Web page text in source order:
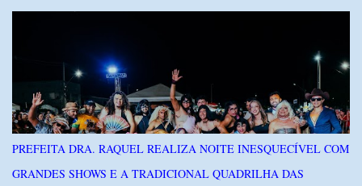
testemunhas, os suspeitos utilizavam roupas semelhantes a
uniformes de empresa, o que pode ter ajudado a não despertar
suspeitas antes da abordagem. Após a ação criminosa, a dupla
fugiu levando a caminhonete em direção ainda desconhecida. A
Polícia Militar foi acionada logo após o crime e realiza diligências
na região na tentativa de localizar o veículo e identificar os
autores do assalto. Qualquer informação que possa ajudar na
PREFEITA DRA. RAQUEL REALIZA NOITE INESQUECÍVEL COM
GRANDES SHOWS E A TRADICIONAL QUADRILHA DAS